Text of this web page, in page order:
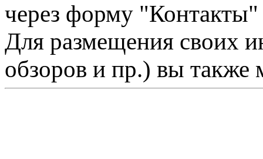
через форму "Контакты"
Для размещения своих
обзоров и пр.) вы также